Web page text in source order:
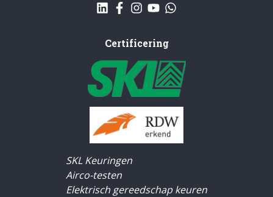
Certificering
SKL Keuringen
Airco-testen
Elektrisch gereedschap keuren